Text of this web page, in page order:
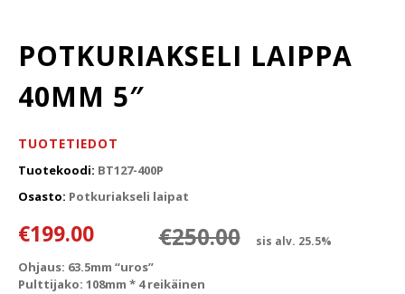
POTKURIAKSELI LAIPPA
40MM 5″
TUOTETIEDOT
Tuotekoodi: BT127-400P
Osasto: Potkuriakseli laipat
€250.00
€199.00 Nykyinen
sis alv. 25.5%
Ohjaus: 63.5mm “uros”
Pulttijako: 108mm * 4 reikäinen